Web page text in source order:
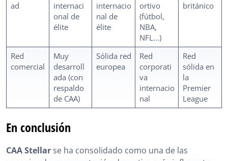
ad
internaci
onal de
élite
internacio
nal de
élite
ortivo
(fútbol,
NBA,
NFL...)
británico
Red
comercial
Muy
desarroll
ada (con
respaldo
de CAA)
Sólida red
europea
Red
corporati
va
internacio
nal
Red
sólida en
la
Premier
League
En conclusión
CAA Stellar se ha consolidado como una de las